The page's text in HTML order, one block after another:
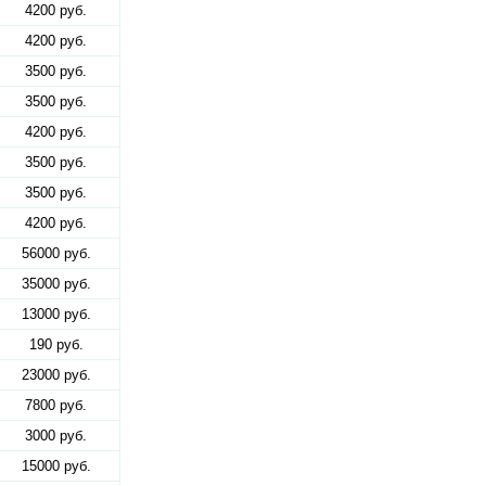
4200 руб.
4200 руб.
3500 руб.
3500 руб.
4200 руб.
3500 руб.
3500 руб.
4200 руб.
56000 руб.
35000 руб.
13000 руб.
190 руб.
23000 руб.
7800 руб.
3000 руб.
15000 руб.